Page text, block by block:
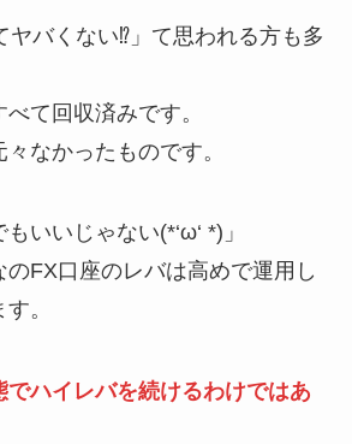
ヤバくない⁉」て思われる方も多
て回収済みです。
なかったものです。
いいじゃない(*‘ω‘ *)」
FX口座のレバは高めで運用し
。
でハイレバを続けるわけではあ